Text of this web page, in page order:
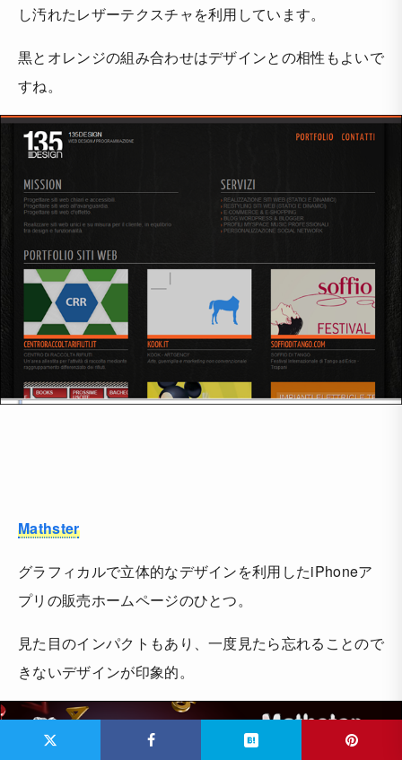
し汚れたレザーテクスチャを利用しています。
黒とオレンジの組み合わせはデザインとの相性もよいで
すね。
Mathster
グラフィカルで立体的なデザインを利用したiPhoneア
プリの販売ホームページのひとつ。
見た目のインパクトもあり、一度見たら忘れることので
きないデザインが印象的。